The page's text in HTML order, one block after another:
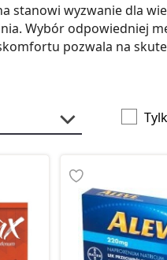
stanowi wyzwanie dla
Wybór odpowiedniej
pozwala na